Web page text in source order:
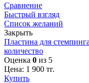
Сравнение
Быстрый взгляд
Список желаний
Закрыть
Пластина для
количество
Оценка 0 из 5
Цена: 1 900 тг.
Купить